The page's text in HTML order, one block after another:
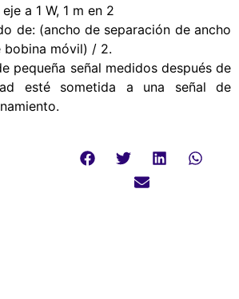
a 1 W, 1 m en 2
de: (ancho de separación de ancho
bobina móvil) / 2.
pequeña señal medidos después de
esté sometida a una señal de